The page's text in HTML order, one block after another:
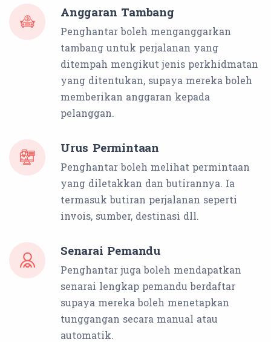
Anggaran Tambang
Penghantar boleh menganggarkan
tambang untuk perjalanan yang
ditempah mengikut jenis perkhidmatan
yang ditentukan, supaya mereka boleh
memberikan anggaran kepada
pelanggan.
Urus Permintaan
Penghantar boleh melihat permintaan
yang diletakkan dan butirannya. Ia
termasuk butiran perjalanan seperti
invois, sumber, destinasi dll.
Senarai Pemandu
Penghantar juga boleh mendapatkan
senarai lengkap pemandu berdaftar
supaya mereka boleh menetapkan
tunggangan secara manual atau
automatik.